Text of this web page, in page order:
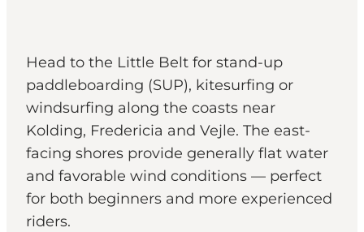
Head to the Little Belt for stand-up
paddleboarding (SUP), kitesurfing or
windsurfing along the coasts near
Kolding, Fredericia and Vejle. The east-
facing shores provide generally flat water
and favorable wind conditions — perfect
for both beginners and more experienced
riders.